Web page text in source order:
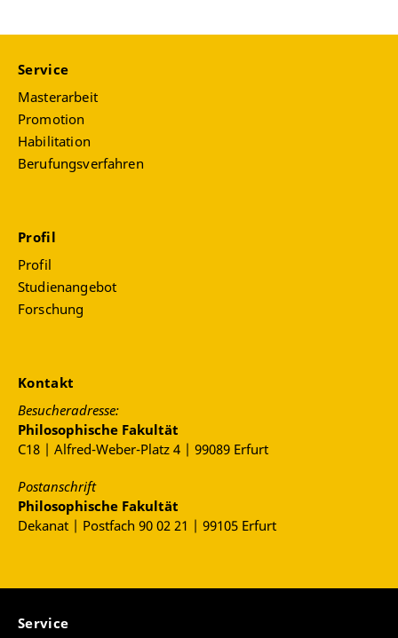
Service
Masterarbeit
Promotion
Habilitation
Berufungsverfahren
Profil
Profil
Studienangebot
Forschung
Kontakt
Besucheradresse:
Philosophische Fakultät
C18 | Alfred-Weber-Platz 4 | 99089 Erfurt
Postanschrift
Philosophische Fakultät
Dekanat | Postfach 90 02 21 | 99105 Erfurt
Service